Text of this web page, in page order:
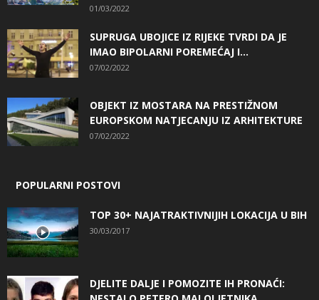
01/03/2022
SUPRUGA UBOJICE IZ RIJEKE TVRDI DA JE
IMAO BIPOLARNI POREMEĆAJ I...
07/02/2022
OBJEKT IZ MOSTARA NA PRESTIŽNOM
EUROPSKOM NATJECANJU IZ ARHITEKTURE
07/02/2022
POPULARNI POSTOVI
TOP 30+ NAJATRAKTIVNIJIH LOKACIJA U BIH
30/03/2017
DJELITE DALJE I POMOZITE IH PRONAĆI: